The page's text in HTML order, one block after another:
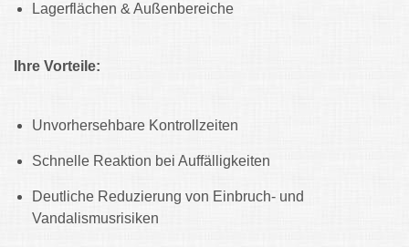
Lagerflächen & Außenbereiche
Ihre Vorteile:
Unvorhersehbare Kontrollzeiten
Schnelle Reaktion bei Auffälligkeiten
Deutliche Reduzierung von Einbruch- und
Vandalismusrisiken